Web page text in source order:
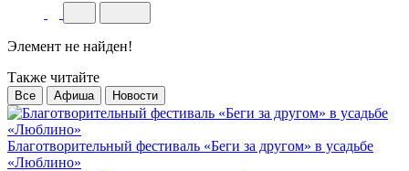
Элемент не найден!
Также читайте
Все Афиша Новости
Благотворительный фестиваль «Беги за другом» в усадьбе
«Люблино»